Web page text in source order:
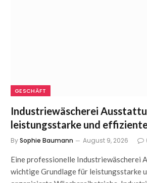
GESCHÄFT
Industriewäscherei
leistungsstarke und
BySophie Baumann August 9, 2026
Eine professionelle Industriewäscherei
wichtige Grundlage für leistungsstarke